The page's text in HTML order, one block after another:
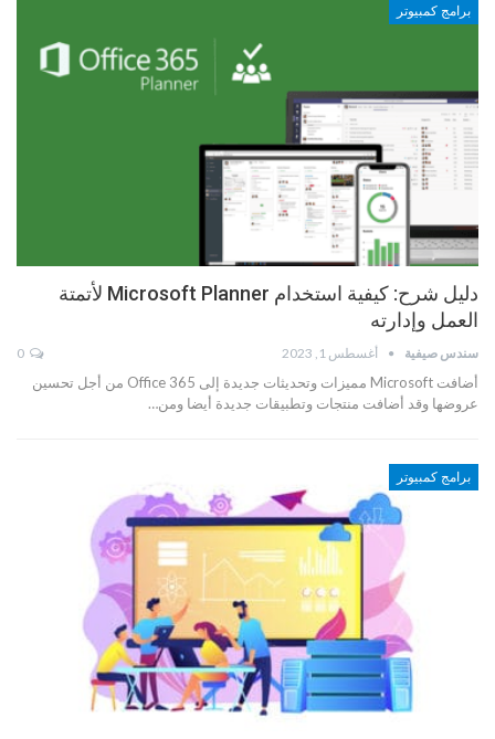
برامج كمبيوتر
دليل شرح: كيفية استخدام Microsoft Planner لأتمتة
العمل وإدارته
سندس صيفية أغسطس 1, 2023
أضافت Microsoft مميزات وتحديثات جديدة إلى Office 365 من أجل تحسين
عروضها وقد أضافت منتجات وتطبيقات جديدة أيضا ومن…
برامج كمبيوتر